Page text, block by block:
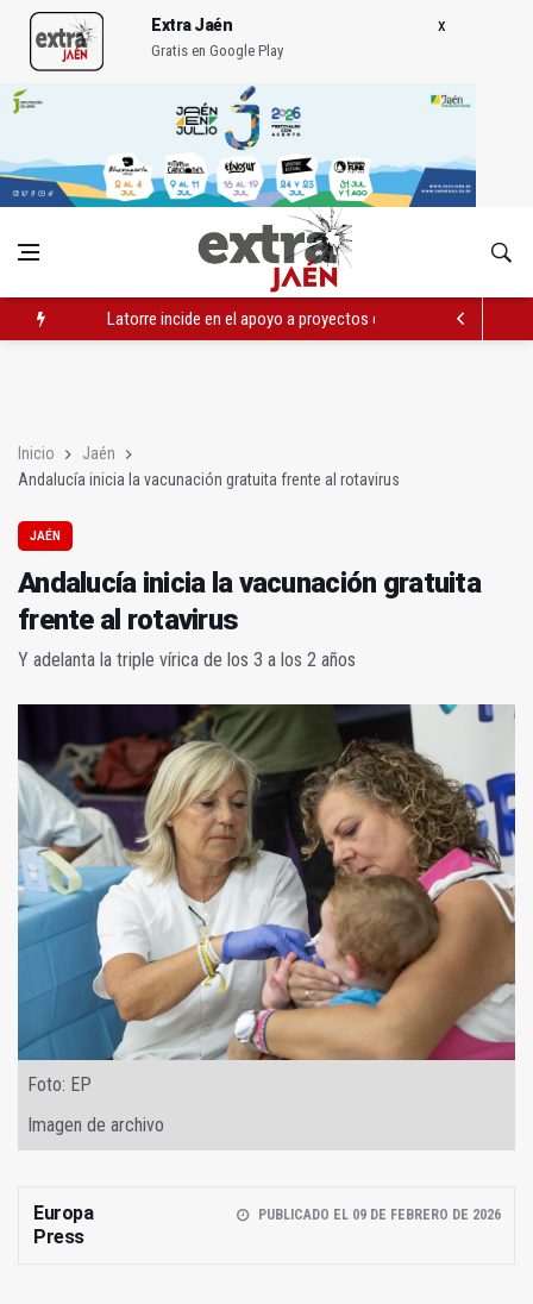
Extra Jaén
Gratis en Google Play
Latorre incide en el apoyo a proyectos de cooperación
Inicio
Jaén
Andalucía inicia la vacunación gratuita frente al rotavirus
JAÉN
Andalucía inicia la vacunación gratuita
frente al rotavirus
Y adelanta la triple vírica de los 3 a los 2 años
Foto: EP
Imagen de archivo
Europa
Press
PUBLICADO EL 09 DE FEBRERO DE 2026